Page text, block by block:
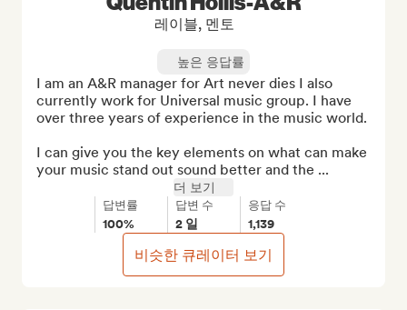
레이블, 멘토
높은 응답률
I am an A&R manager for Art never dies I also
currently work for Universal music group. I have
over three years of experience in the music world.
I can give you the key elements on what can make
your music stand out sound better and the ...
더 보기
답변률
100%
답변 수
2 일
응답 수
1,139
비슷한 큐레이터 보기